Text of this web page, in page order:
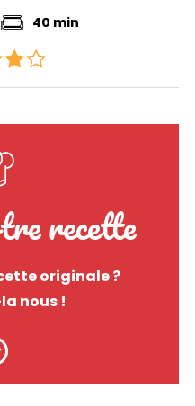
40 min
recette
originale ?
nous !